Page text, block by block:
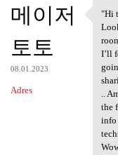
메이저
토토
08.01.2023
Adres
"Hi
"Hi
I’ll
..
the
info